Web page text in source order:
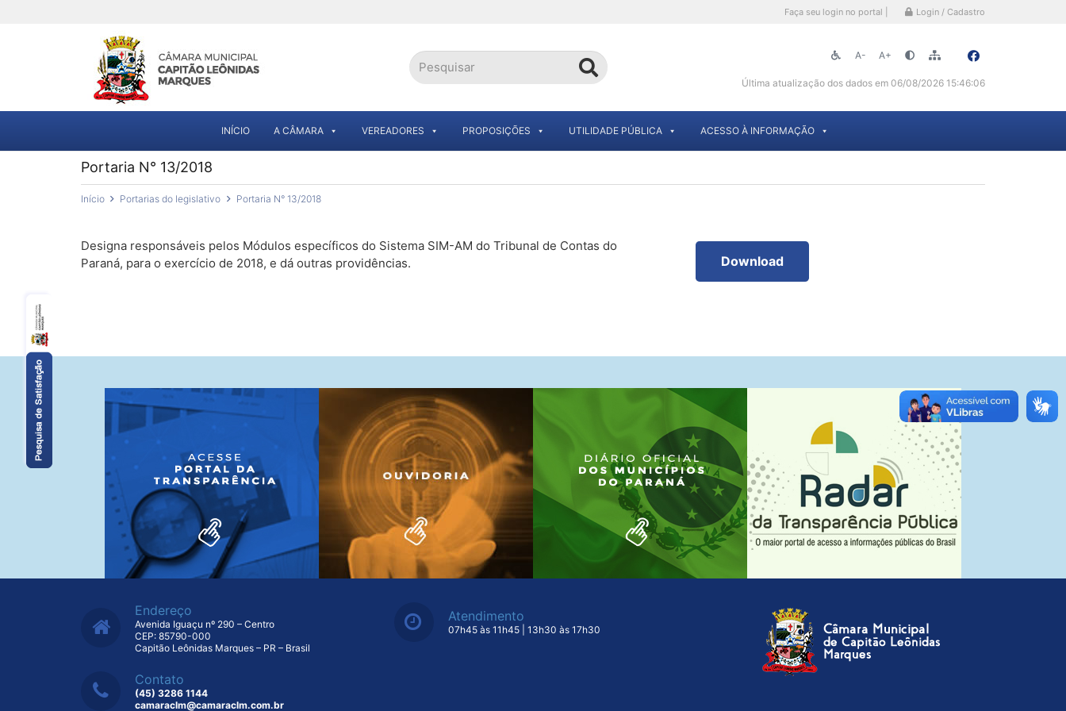
Faça seu login no portal | Login / Cadastro
A- A+
Última atualização dos dados em 06/08/2026 15:46:06
INÍCIO A CÂMARA VEREADORES PROPOSIÇÕES UTILIDADE PÚBLICA ACESSO À INFORMAÇÃO
Portaria N° 13/2018
Início Portarias do legislativo Portaria N° 13/2018
Designa responsáveis pelos Módulos específicos do Sistema SIM-AM do Tribunal de Contas do
Paraná, para o exercício de 2018, e dá outras providências.
Download
Endereço
Avenida Iguaçu nº 290 – Centro
CEP: 85790-000
Capitão Leônidas Marques – PR – Brasil
Contato
(45) 3286 1144
camaraclm@camaraclm.com.br
Atendimento
07h45 às 11h45 | 13h30 às 17h30